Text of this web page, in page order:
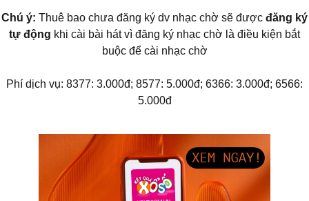
Chú ý: Thuê bao chưa đăng ký dv nhạc chờ sẽ được đăng ký
tự động khi cài bài hát vì đăng ký nhạc chờ là điều kiện bắt
buộc để cài nhạc chờ
Phí dịch vụ: 8377: 3.000đ; 8577: 5.000đ; 6366: 3.000đ; 6566:
5.000đ